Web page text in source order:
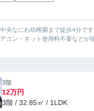
央なにわ幼稚園まで徒歩4分で
コン・ネット使用料不要などが
3階
12万円
3階 / 32.85㎡ / 1LDK